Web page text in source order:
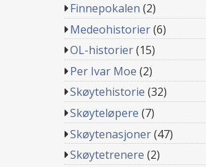
Finnepokalen (2)
Medeohistorier(6)
OL-historier(15)
Per Ivar Moe (2)
Skøytehistorie (32)
Skøyteløpere (7)
Skøytenasjoner(47)
Skøytetrenere (2)